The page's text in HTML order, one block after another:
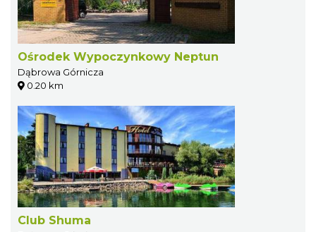
Ośrodek Wypoczynkowy Neptun
Dąbrowa Górnicza
0.20 km
Club Shuma